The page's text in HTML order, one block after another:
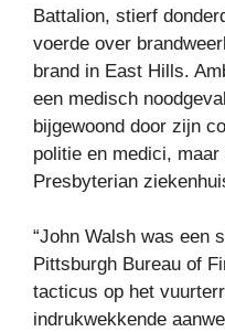
Battalion, stierf
voerde over
brand in East Hills.
een medisch
bijgewoond door zijn
politie en medici,
Presbyterian
“John Walsh was een
Pittsburgh Bureau of
tacticus op het
indrukwekkende